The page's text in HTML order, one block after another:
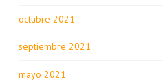
octubre 2021
septiembre 2021
mayo 2021